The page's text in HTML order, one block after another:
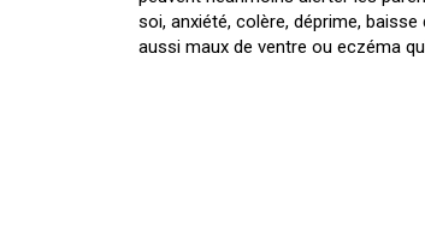
soi, anxiété, colère, déprime,
aussi maux de ventre ou eczéma